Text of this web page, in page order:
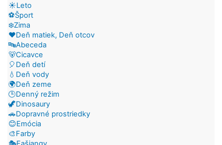
☀️Leto
⚽Šport
❄️Zima
❤️Deň matiek, Deň otcov
🔤Abeceda
🐻Cicavce
🎈Deň detí
💧Deň vody
🌍Deň zeme
🕒Denný režim
🦖Dinosaury
🚗Dopravné prostriedky
😊Emócia
🎨Farby